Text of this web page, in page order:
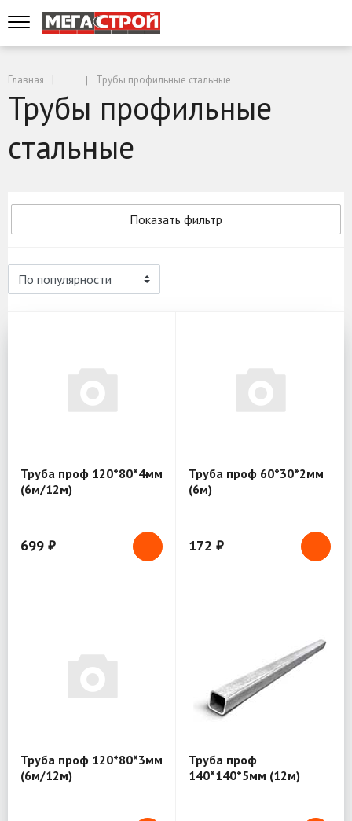
Главная Трубы профильные стальные
Трубы профильные
стальные
Показать фильтр
Труба проф 120*80*4мм
(6м/12м)
699 ₽
Труба проф 60*30*2мм
(6м)
172 ₽
Труба проф 120*80*3мм
(6м/12м)
Труба проф
140*140*5мм (12м)